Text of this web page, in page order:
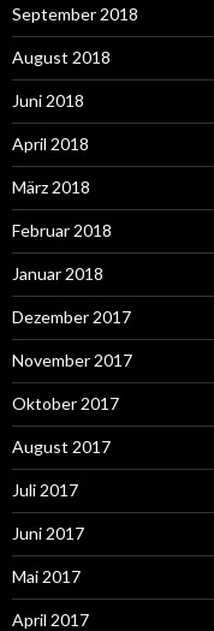
September 2018
August 2018
Juni 2018
April 2018
März 2018
Februar 2018
Januar 2018
Dezember 2017
November 2017
Oktober 2017
August 2017
Juli 2017
Juni 2017
Mai 2017
April 2017